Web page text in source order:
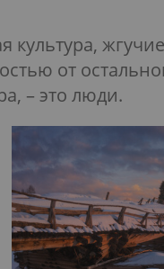
культура,
от
– это люди.